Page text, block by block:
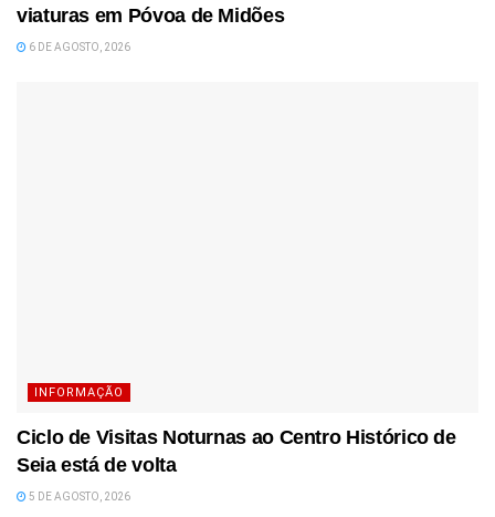
viaturas em Póvoa de Midões
6 DE AGOSTO, 2026
INFORMAÇÃO
Ciclo de Visitas Noturnas ao Centro Histórico de
Seia está de volta
5 DE AGOSTO, 2026